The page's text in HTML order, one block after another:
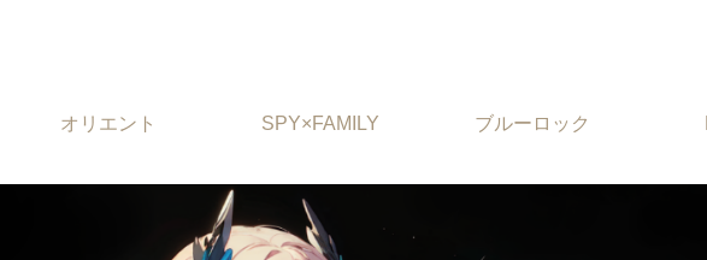
オリエント SPY×FAMILY ブルーロック